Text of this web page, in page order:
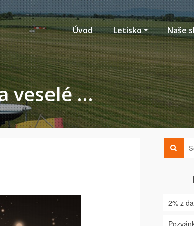
Úvod Letisko Naše
veselé …
2% z